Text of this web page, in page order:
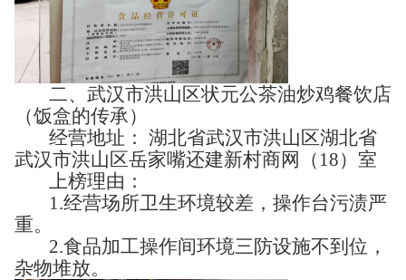
二、武汉市洪山区状元公茶油炒鸡餐饮店
（饭盒的传承）
经营地址： 湖北省武汉市洪山区湖北省
武汉市洪山区岳家嘴还建新村商网（18）室
上榜理由：
1.经营场所卫生环境较差，操作台污渍严
重。
2.食品加工操作间环境三防设施不到位，
杂物堆放。